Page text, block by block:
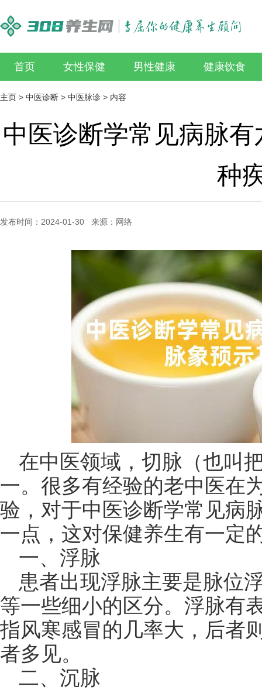
首页 女性保健 男性健康 健康饮食
主页 > 中医诊断 > 中医脉诊 > 内容
中医诊断学常见病脉
种
发布时间：2024-01-30 来源：网络
在中医领域，切脉（也叫
一。很多有经验的老中医在
验，对于中医诊断学常见病
一点，这对保健养生有一定
一、浮脉
患者出现浮脉主要是脉位
等一些细小的区分。浮脉有
指风寒感冒的几率大，后者
者多见。
二、沉脉